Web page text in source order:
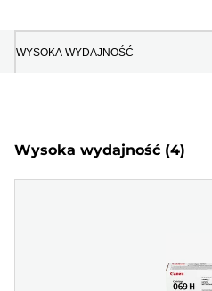
WYSOKA WYDAJNOŚĆ
Wysoka wydajność (4)